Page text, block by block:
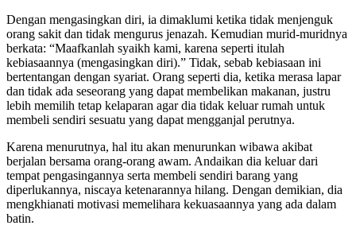
Dengan mengasingkan diri, ia dimaklumi ketika tidak menjenguk
orang sakit dan tidak mengurus jenazah. Kemudian murid-muridnya
berkata: “Maafkanlah syaikh kami, karena seperti itulah
kebiasaannya (mengasingkan diri).” Tidak, sebab kebiasaan ini
bertentangan dengan syariat. Orang seperti dia, ketika merasa lapar
dan tidak ada seseorang yang dapat membelikan makanan, justru
lebih memilih tetap kelaparan agar dia tidak keluar rumah untuk
membeli sendiri sesuatu yang dapat mengganjal perutnya.
Karena menurutnya, hal itu akan menurunkan wibawa akibat
berjalan bersama orang-orang awam. Andaikan dia keluar dari
tempat pengasingannya serta membeli sendiri barang yang
diperlukannya, niscaya ketenarannya hilang. Dengan demikian, dia
mengkhianati motivasi memelihara kekuasaannya yang ada dalam
batin.